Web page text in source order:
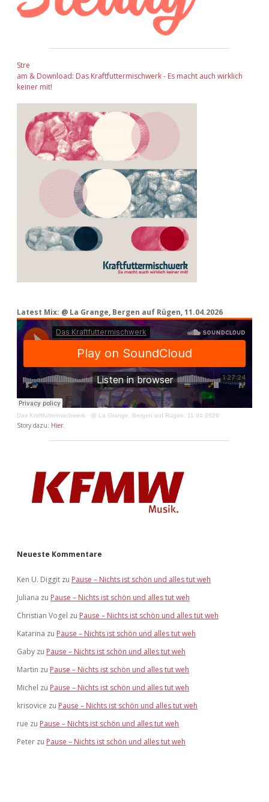
Stre
am & Download: Das Kraftfuttermischwerk - Es macht auch wirklich
keiner mit!
Latest Mix: @ La Grange, Bergen auf Rügen, 11.04.2026
Das Kraftfuttermischwerk · @ La Grange, Bergen auf Rügen, 11.04.2026
Story dazu: Hier
Neueste Kommentare
Ken U. Diggit zu Pause – Nichts ist schön und alles tut weh
Juliana zu Pause – Nichts ist schön und alles tut weh
Christian Vogel zu Pause – Nichts ist schön und alles tut weh
Katarina zu Pause – Nichts ist schön und alles tut weh
Gaby zu Pause – Nichts ist schön und alles tut weh
Martin zu Pause – Nichts ist schön und alles tut weh
Michel zu Pause – Nichts ist schön und alles tut weh
krisovice zu Pause – Nichts ist schön und alles tut weh
rue zu Pause – Nichts ist schön und alles tut weh
Peter zu Pause – Nichts ist schön und alles tut weh